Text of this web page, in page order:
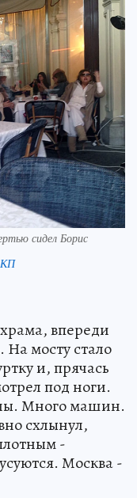
сидел Борис
КП
впереди
На мосту стало
и, прячась
под ноги.
Много машин.
схлынул,
-
Москва -